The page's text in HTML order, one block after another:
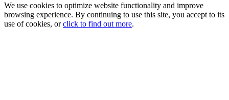
We use cookies to optimize website functionality and improve
browsing experience. By continuing to use this site, you accept to its
use of cookies, orclick to find out more.